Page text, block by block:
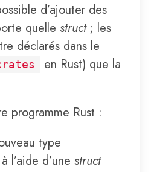
d’ajouter des
quelle struct; les
déclarés dans le
en Rust) que la
programme Rust :
type
à l’aide d’une struct